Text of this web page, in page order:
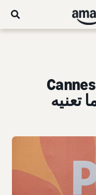
من Cannes